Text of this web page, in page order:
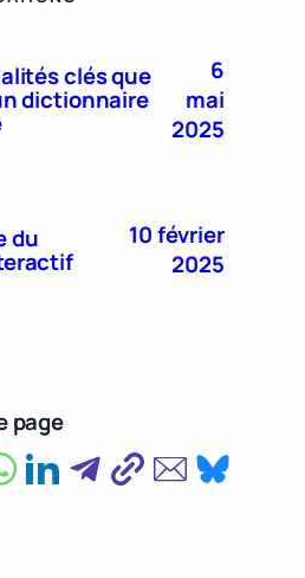
clés que
dictionnaire
6
mai
2025
du
10 février
2025
page